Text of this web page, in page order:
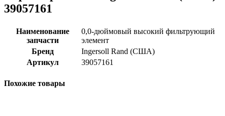
39057161
Наименование
запчасти
0,0-дюймовый высокий фильтрующий
элемент
Бренд
Ingersoll Rand (США)
Артикул
39057161
Похожие товары